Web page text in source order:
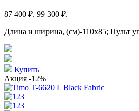
87 400 ₽. 99 300 ₽.
Длина и ширина, (см)-110x85; Пульт
Купить
Акция -12%